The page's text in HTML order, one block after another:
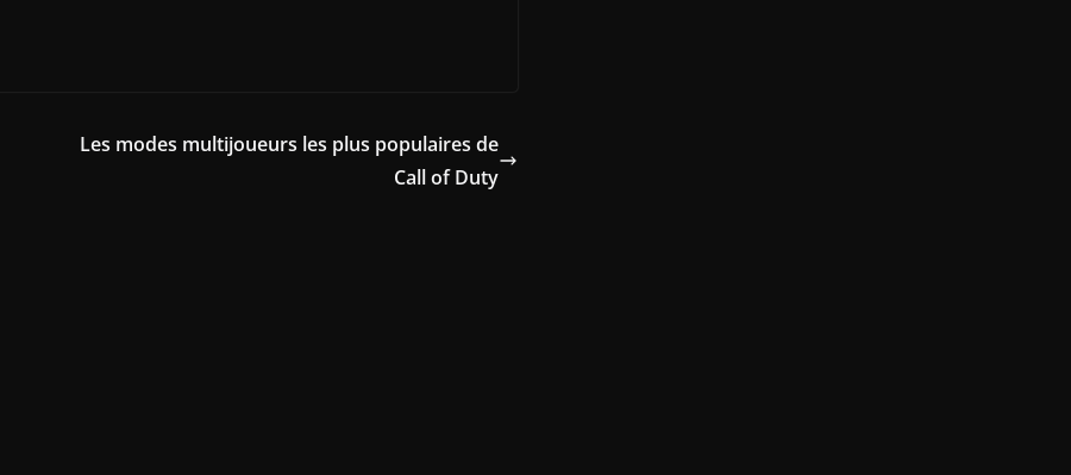
Les modes multijoueurs les plus populaires de
Call of Duty